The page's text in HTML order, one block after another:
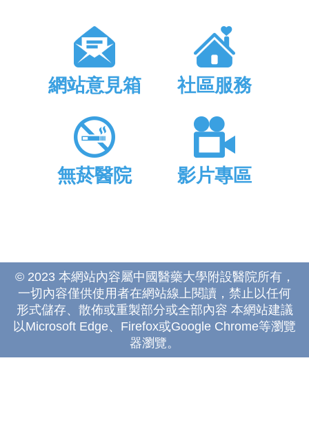
網站意見箱 社區服務
無菸醫院 影片專區
© 2023 本網站內容屬中國醫藥大學附設醫院所有，
一切內容僅供使用者在網站線上閱讀，禁止以任何
形式儲存、散佈或重製部分或全部內容 本網站建議
以Microsoft Edge、Firefox或Google Chrome等瀏覽
器瀏覽。